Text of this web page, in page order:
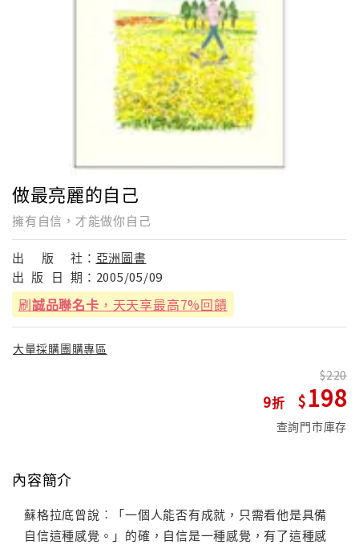
做最亮麗的自己
擁有自信，才能做你自己
出 版 社： 亞洲圖書
出 版 日 期： 2005/05/09
刷誠品聯名卡 ，天天享最高7%回饋
大量採購團購專區
9
220
198
查詢門市庫存
內容簡介
蘇格拉底曾說︰「一個人能否有成就，只需看他是具備
自信這種感覺。」的確，自信是一種感覺，有了這種感